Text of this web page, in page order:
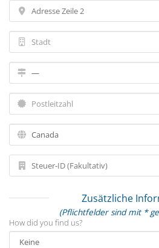
Zusätzliche
(Pflichtfelder sind mit *
How did you find us?